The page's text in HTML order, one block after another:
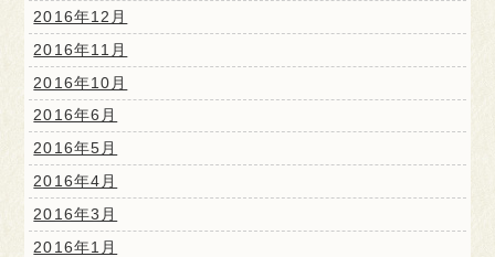
2016年12月
2016年11月
2016年10月
2016年6月
2016年5月
2016年4月
2016年3月
2016年1月